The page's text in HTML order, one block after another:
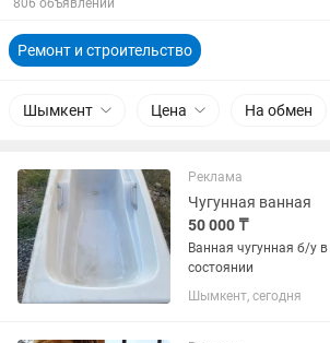
806 объявлений
Ремонт и строительство
Шымкент Цена На обмен
Реклама
Чугунная ванная
50 000 ₸
Ванная чугунная б/у
состоянии
Шымкент, сегодня